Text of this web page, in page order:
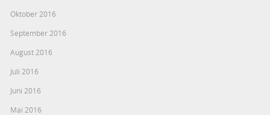
Oktober 2016
September 2016
August 2016
Juli 2016
Juni 2016
Mai 2016